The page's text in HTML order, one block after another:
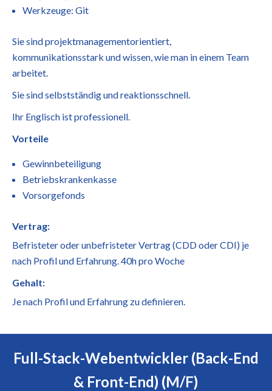
Werkzeuge: Git
Sie sind projektmanagementorientiert,
kommunikationsstark und wissen, wie man in einem Team
arbeitet.
Sie sind selbstständig und reaktionsschnell.
Ihr Englisch ist professionell.
Vorteile
Gewinnbeteiligung
Betriebskrankenkasse
Vorsorgefonds
Vertrag:
Befristeter oder unbefristeter Vertrag (CDD oder CDI) je
nach Profil und Erfahrung. 40h pro Woche
Gehalt:
Je nach Profil und Erfahrung zu definieren.
Full-Stack-Webentwickler (Back-End
& Front-End) (M/F)